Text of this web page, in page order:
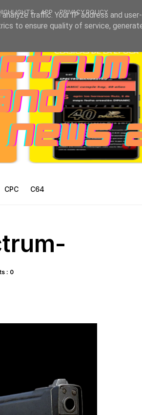
APP PRIVACY POLICY
CPC C64
: 0
traffic. Your IP address and
to ensure quality of service,